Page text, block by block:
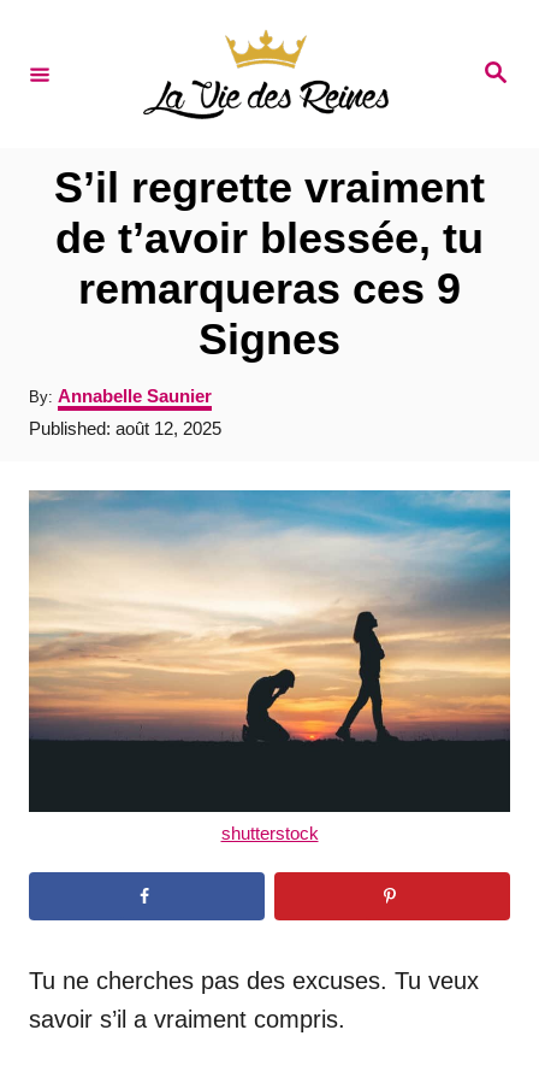
S
S’il regrette vraiment
de t’avoir blessée, tu
remarqueras ces 9
Signes
By: A
u
t
o
r
Annabelle Saunier
P
t
n
Published: août 12, 2025
shutterstock
Tu ne cherches pas des excuses. Tu veux
savoir s’il a vraiment compris.